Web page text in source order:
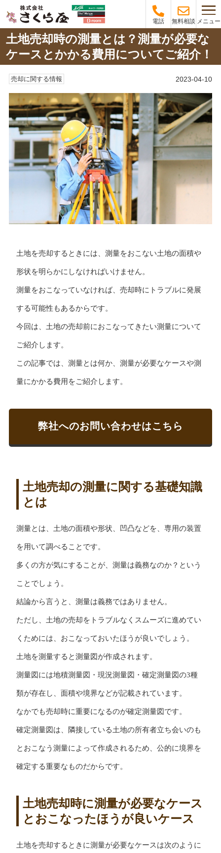
電話 無料相談 メニュー
土地売却時の測量とは？測量が必要な
ケースとかかる費用についてご紹介！
売却に関する情報 2023-04-10
土地を売却するときには、測量をおこない土地の面積や
形状を明らかにしなければいけません。
測量をおこなっていなければ、売却時にトラブルに発展
する可能性もあるからです。
今回は、土地の売却前におこなってきたい測量について
ご紹介します。
この記事では、測量とは何か、測量が必要なケースや測
量にかかる費用をご紹介します。
弊社へのお問い合わせはこちら
土地売却の測量に関する基礎知識
とは
測量とは、土地の面積や形状、凹凸などを、専用の装置
を用いて調べることです。
多くの方が気にすることが、測量は義務なのか？という
ことでしょう。
結論から言うと、測量は義務ではありません。
ただし、土地の売却をトラブルなくスムーズに進めてい
くためには、おこなっておいたほうが良いでしょう。
土地を測量すると測量図が作成されます。
測量図には地積測量図・現況測量図・確定測量図の3種
類が存在し、面積や境界などが記載されています。
なかでも売却時に重要になるのが確定測量図です。
確定測量図は、隣接している土地の所有者立ち会いのも
とおこなう測量によって作成されるため、公的に境界を
確定する重要なものだからです。
土地売却時に測量が必要なケース
とおこなったほうが良いケース
土地を売却するときに測量が必要なケースは次のように